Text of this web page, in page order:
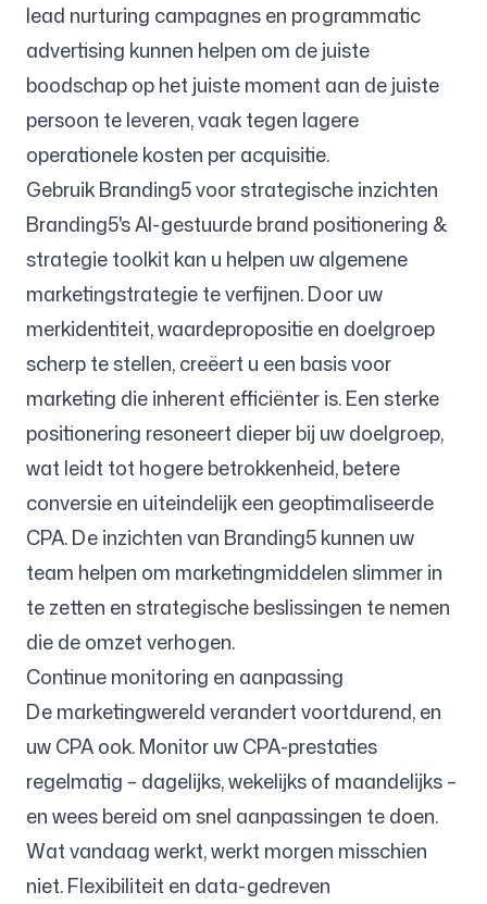
lead nurturing campagnes en programmatic
advertising kunnen helpen om de juiste
boodschap op het juiste moment aan de juiste
persoon te leveren, vaak tegen lagere
operationele kosten per acquisitie.
Gebruik Branding5 voor strategische inzichten
Branding5's AI-gestuurde brand positionering &
strategie toolkit kan u helpen uw algemene
marketingstrategie te verfijnen. Door uw
merkidentiteit, waardepropositie en doelgroep
scherp te stellen, creëert u een basis voor
marketing die inherent efficiënter is. Een sterke
positionering resoneert dieper bij uw doelgroep,
wat leidt tot hogere betrokkenheid, betere
conversie en uiteindelijk een geoptimaliseerde
CPA. De inzichten van Branding5 kunnen uw
team helpen om marketingmiddelen slimmer in
te zetten en strategische beslissingen te nemen
die de omzet verhogen.
Continue monitoring en aanpassing
De marketingwereld verandert voortdurend, en
uw CPA ook. Monitor uw CPA-prestaties
regelmatig – dagelijks, wekelijks of maandelijks –
en wees bereid om snel aanpassingen te doen.
Wat vandaag werkt, werkt morgen misschien
niet. Flexibiliteit en data-gedreven